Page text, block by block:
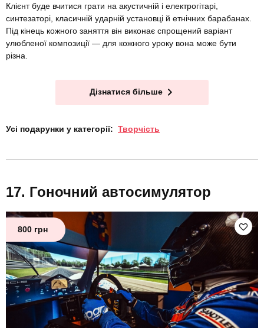
Клієнт буде вчитися грати на акустичній і електрогітарі,
синтезаторі, класичній ударній установці й етнічних барабанах.
Під кінець кожного заняття він виконає спрощений варіант
улюбленої композиції — для кожного уроку вона може бути
різна.
Дізнатися більше
Усі подарунки у категорії: Творчість
Гоночний автосимулятор
800 грн